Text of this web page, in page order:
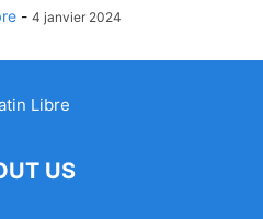
- 4 janvier 2024
US